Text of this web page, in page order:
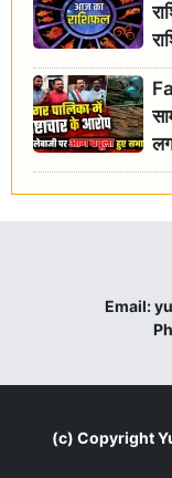
Email:
(c) Copyright